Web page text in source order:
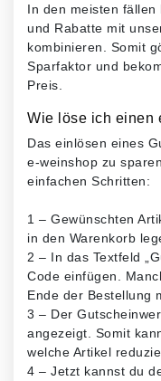
In den meisten
und Rabatte mit
kombinieren. Somit
Sparfaktor und
Preis.
Wie löse ich einen
Das einlösen eines
e-weinshop zu
einfachen Schritten:
1 – Gewünschten
in den Warenkorb
2 – In das Textfeld
Code einfügen.
Ende der Bestellung
3 – Der
angezeigt. Somit
welche Artikel
4 – Jetzt kannst du